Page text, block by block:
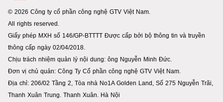
© 2026 Công ty cổ phần công nghệ GTV Việt Nam.
All rights reserved.
Giấy phép MXH số 146/GP-BTTTT Được cấp bởi bộ thông tin và truyền
thông cấp ngày 02/04/2018.
Chịu trách nhiệm quản lý nội dung: ông Nguyễn Minh Đức.
Đơn vị chủ quản: Công Ty Cổ phần công nghệ GTV Việt Nam.
Địa chỉ: 206/02 Tầng 2, Tòa nhà No1A Golden Land, Số 275 Nguyễn Trãi,
Thanh Xuân Trung. Thanh Xuân. Hà Nội